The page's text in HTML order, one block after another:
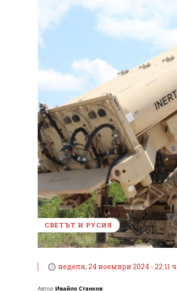
СВЕТЪТ И РУСИЯ
неделя, 24 ноември 2024 - 22:11 ч.
Автор Ивайло Станков